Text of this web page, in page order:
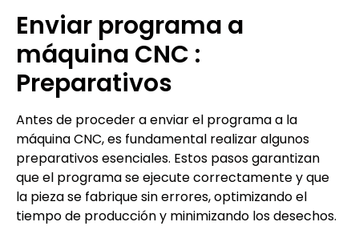
Enviar programa a
máquina CNC :
Preparativos
Antes de proceder a enviar el programa a la
máquina CNC, es fundamental realizar algunos
preparativos esenciales. Estos pasos garantizan
que el programa se ejecute correctamente y que
la pieza se fabrique sin errores, optimizando el
tiempo de producción y minimizando los desechos.